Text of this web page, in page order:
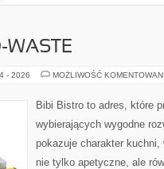
WASTE
- 2026 MOŻLIWOŚĆ
Bibi Bistro to adres, które
wybierających wygodne
pokazuje charakter
nie tylko apetyczne, ale